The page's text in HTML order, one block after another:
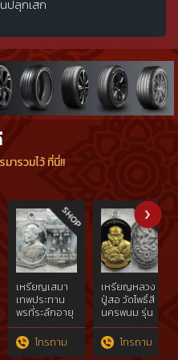
ปลุกเสก
ารวมไว้ ที่นี่!!
เหรียญเสมา
เทพประทาน
พรที่ระลึกอายุ
ครบ ๖ รอบ
หลวงพ่อจื่อ
พันธมุตโต วัด
โทรถาม
เหรียญหลวง
ปู่สอ วัดโพธิ์สี
นครพนม รุ่น
เจริญพรล่าง
กรรมการ
โทรถาม